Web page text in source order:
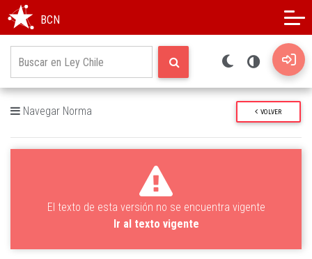
BCN
Navegar Norma VOLVER
El texto de esta versión no se encuentra vigente
Ir al texto vigente